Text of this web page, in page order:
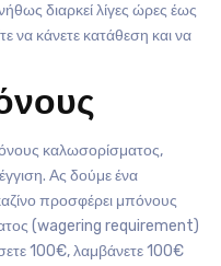
διαρκεί λίγες ώρες έως
να κάνετε κατάθεση και να
καλωσορίσματος,
Ας δούμε ένα
προσφέρει μπόνους
(wagering requirement)
100€, λαμβάνετε 100€